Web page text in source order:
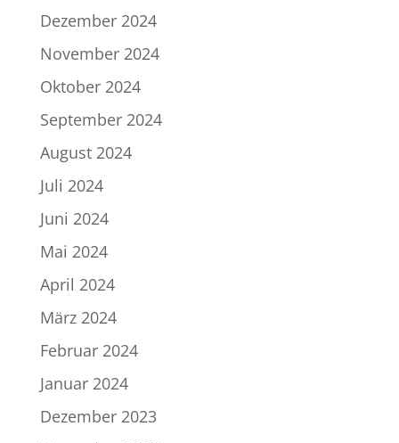
Dezember 2024
November 2024
Oktober 2024
September 2024
August 2024
Juli 2024
Juni 2024
Mai 2024
April 2024
März 2024
Februar 2024
Januar 2024
Dezember 2023